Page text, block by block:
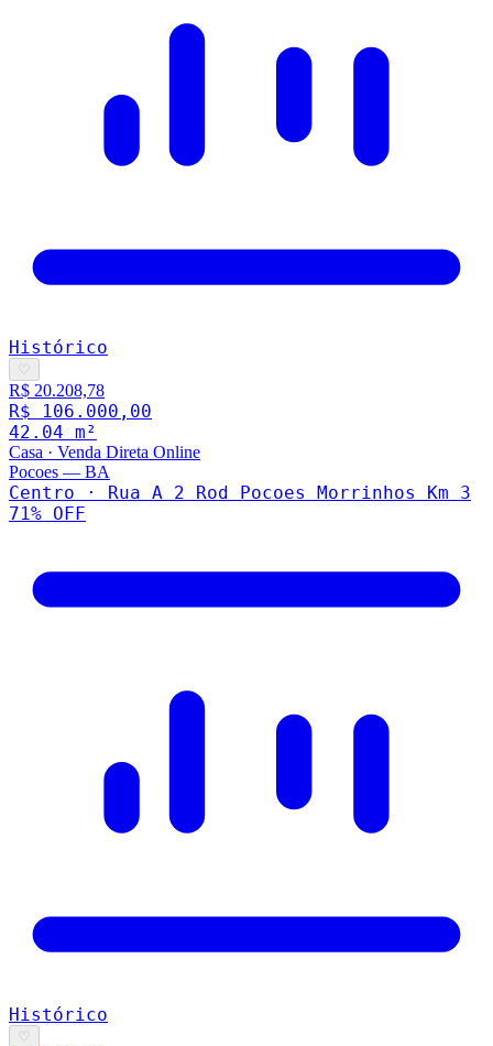
Histórico
♡
R$ 20.208,78
R$ 106.000,00
42.04 m²
Casa · Venda Direta Online
Pocoes — BA
Centro · Rua A 2 Rod Pocoes Morrinhos Km 3
71% OFF
Histórico
♡